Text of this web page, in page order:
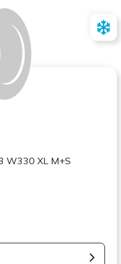
W330 XL M+S